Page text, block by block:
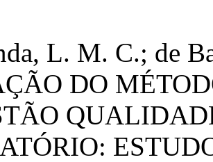
L. M. C.; de
DO